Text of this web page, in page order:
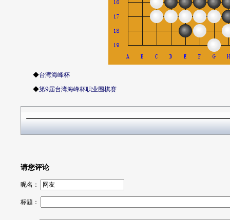
◆台湾海峰杯
◆第9届台湾海峰杯职业围棋赛
请您评论
昵名：
标题：